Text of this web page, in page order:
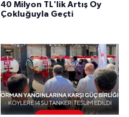
40 Milyon TL'lik Artış Oy
Çokluğuyla Geçti